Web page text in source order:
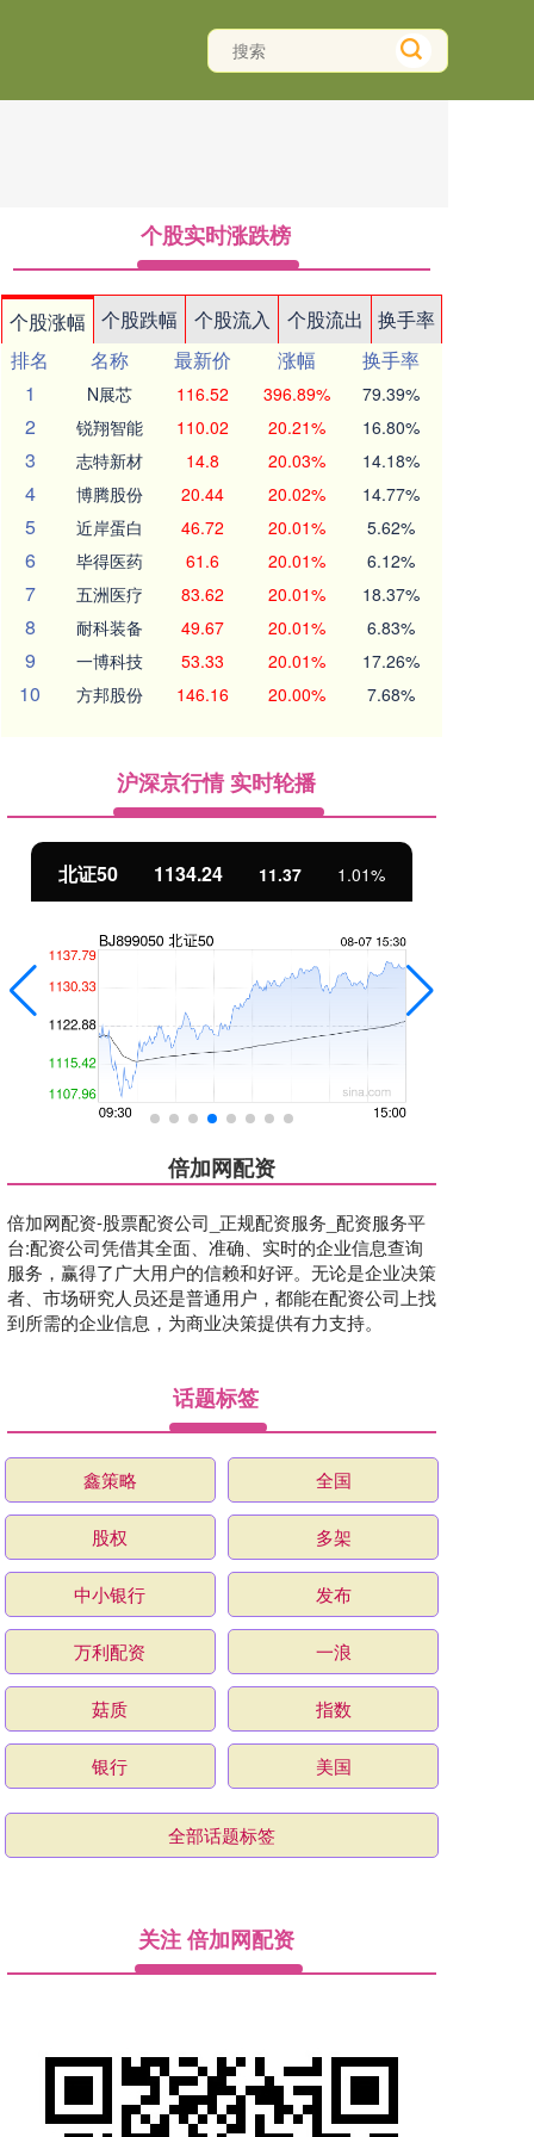
个股实时涨跌榜
个股涨幅 个股跌幅 个股流入 个股流出
换手率
排名
名称 最新价 涨幅
换手率
1
N展芯 116.52 396.89% 79.39%
2 锐翔智能 110.02 20.21% 16.80%
3 志特新材 14.8 20.03% 14.18%
4 博腾股份 20.44 20.02% 14.77%
5 近岸蛋白 46.72 20.01% 5.62%
6 毕得医药 61.6 20.01% 6.12%
7 五洲医疗 83.62 20.01% 18.37%
8 耐科装备 49.67 20.01% 6.83%
9 一博科技 53.33 20.01% 17.26%
10 方邦股份 146.16 20.00% 7.68%
沪深京行情 实时轮播
北证50 1134.24 11.37 1.01%
倍加网配资
倍加网配资-股票配资公司_正规配资服务_配资服务平
台:配资公司凭借其全面、准确、实时的企业信息查询
服务，赢得了广大用户的信赖和好评。无论是企业决策
者、市场研究人员还是普通用户，都能在配资公司上找
到所需的企业信息，为商业决策提供有力支持。
话题标签
鑫策略 全国
股权 多架
中小银行 发布
万利配资 一浪
菇质 指数
银行 美国
全部话题标签
关注 倍加网配资